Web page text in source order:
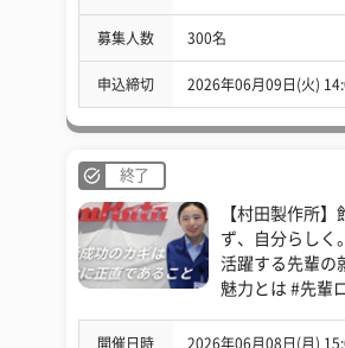
募集人数 300名
申込締切 2026年06月09日(火)
終了
【村田製作所】
ず、自分らしく
活躍する先輩の
魅力とは #先輩
開催日時 2026年06月08日(月)